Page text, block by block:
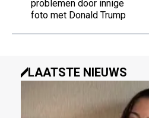
problemen door innige
foto met Donald Trump
LAATSTE NIEUWS